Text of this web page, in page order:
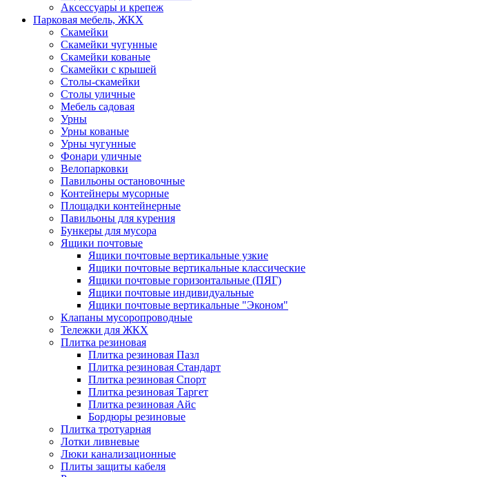
Аксессуары и крепеж
Парковая мебель, ЖКХ
Скамейки
Скамейки чугунные
Скамейки кованые
Скамейки с крышей
Столы-скамейки
Столы уличные
Мебель садовая
Урны
Урны кованые
Урны чугунные
Фонари уличные
Велопарковки
Павильоны остановочные
Контейнеры мусорные
Площадки контейнерные
Павильоны для курения
Бункеры для мусора
Ящики почтовые
Ящики почтовые вертикальные узкие
Ящики почтовые вертикальные классические
Ящики почтовые горизонтальные (ПЯГ)
Ящики почтовые индивидуальные
Ящики почтовые вертикальные "Эконом"
Клапаны мусоропроводные
Тележки для ЖКХ
Плитка резиновая
Плитка резиновая Пазл
Плитка резиновая Стандарт
Плитка резиновая Спорт
Плитка резиновая Таргет
Плитка резиновая Айс
Бордюры резиновые
Плитка тротуарная
Лотки ливневые
Люки канализационные
Плиты защиты кабеля